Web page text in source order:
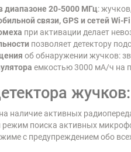
диапазоне 20-5000 МГц:
связи, GPS и сетей Wi-Fi
при активации делает
позволяет детектору
об обнаружении жучков:
емкостью 3000 мА/ч на
жучков:
наличие активных
поиска активных
с предупреждением обо